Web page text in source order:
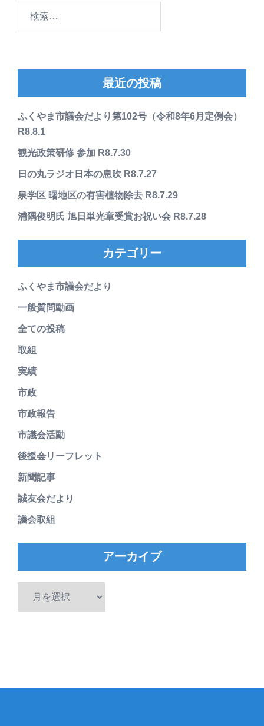
最近の投稿
ふくやま市議会だより第102号（令和8年6月定例会）
R8.8.1
観光政策研修 参加 R8.7.30
日の丸ラジオ日本の息吹 R8.7.27
泉学区 曙地区の有害植物除去 R8.7.29
浦隅俊明氏 旭日単光章受賞お祝い会 R8.7.28
カテゴリー
ふくやま市議会だより
一般質問動画
全ての投稿
取組
実績
市政
市政報告
市議会活動
後援会リーフレット
新聞記事
誠友会だより
議会取組
アーカイブ